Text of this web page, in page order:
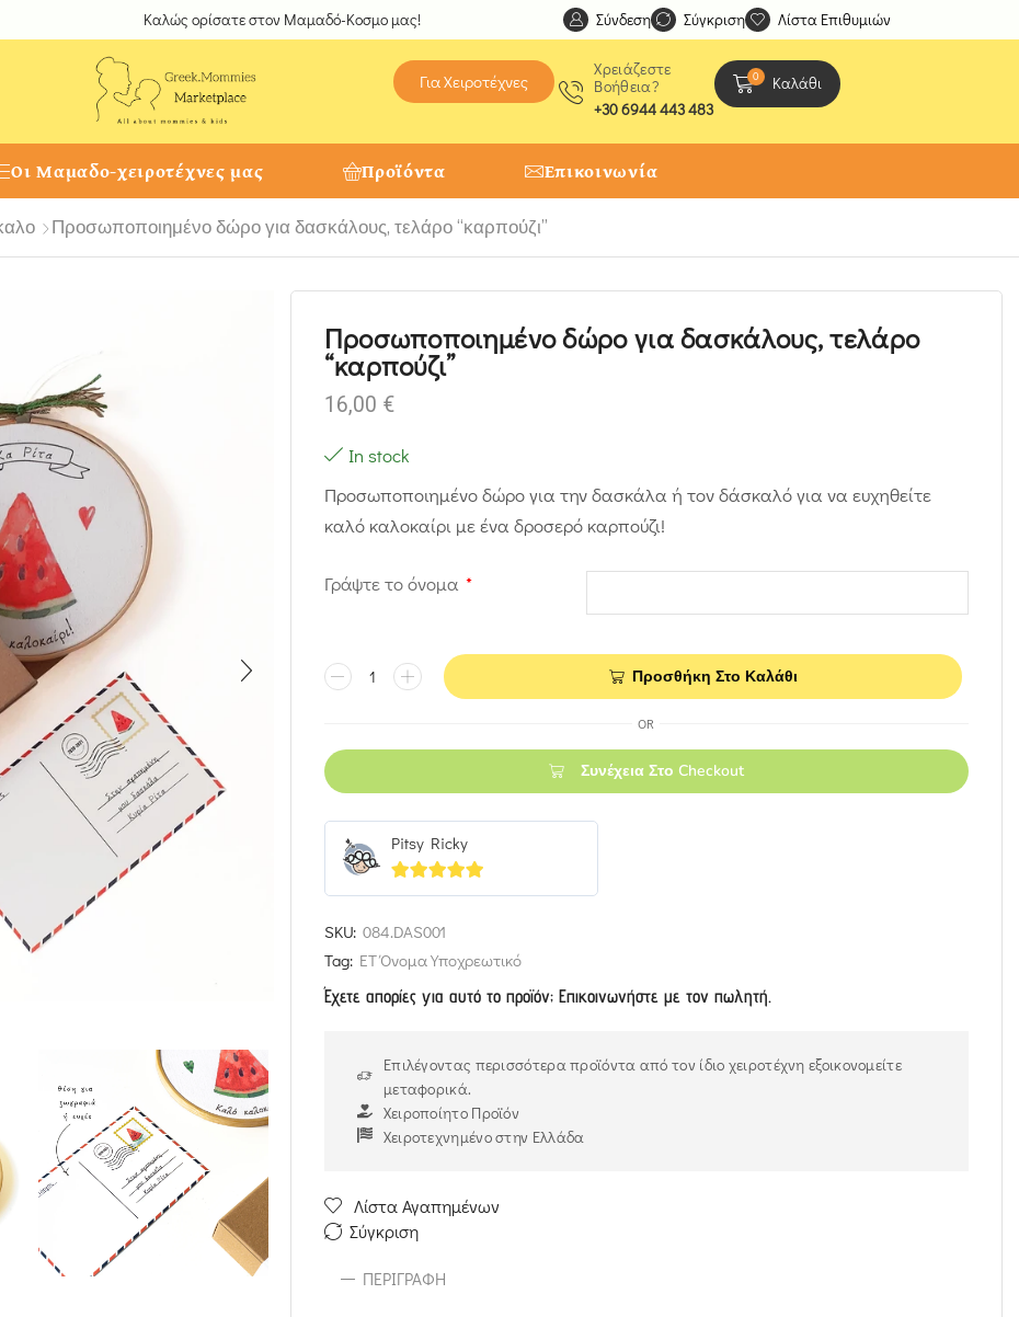
Καλώς ορίσατε στον Μαμαδό-Κοσμο μας! Ανακαλύψτε μοναδικές δημιουργίες από τους
Σύνδεση Σύγκριση Λίστα Επιθυμιών
Για Χειροτέχνες
Χρειάζεστε
Βοήθεια?
+30 6944 443 483
0 Καλάθι
Οι Μαμαδο-χειροτέχνες μας Προϊόντα Επικοινωνία
Προσωποποιημένο δώρο για δασκάλους, τελάρο “καρπούζι”
Προσωποποιημένο δώρο για δασκάλους, τελάρο
“καρπούζι”
16,00 €
In stock
Προσωποποιημένο δώρο για την δασκάλα ή τον δάσκαλό για να ευχηθείτε
καλό καλοκαίρι με ένα δροσερό καρπούζι!
Γράψτε το όνομα *
Προσθήκη Στο Καλάθι
OR
Συνέχεια Στο Checkout
Pitsy Ricky
5out of 5
SKU: 084.DAS001
Tag: ΕΤ Όνομα Υποχρεωτικό
Έχετε απορίες για αυτό το προϊόν; Επικοινωνήστε με τον πωλητή.
Επιλέγοντας περισσότερα προϊόντα από τον ίδιο χειροτέχνη εξοικονομείτε
μεταφορικά.
Χειροποίητο Προϊόν
Χειροτεχνημένο στην Ελλάδα
Λίστα Αγαπημένων
Σύγκριση
ΠΕΡΙΓΡΑΦΉ